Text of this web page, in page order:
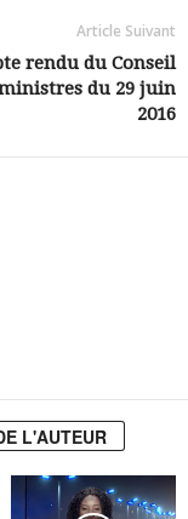
Article Suivant
rendu du Conseil
du 29 juin
2016
L'AUTEUR